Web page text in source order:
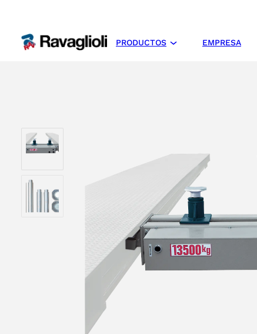
PRODUCTOS EMPRESA